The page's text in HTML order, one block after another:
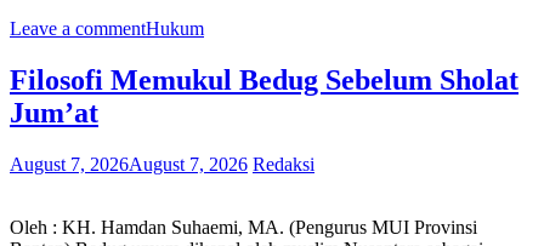
Leave a commentHukum
Filosofi Memukul Bedug Sebelum Sholat
Jum’at
August 7, 2026August 7, 2026 Redaksi
Oleh : KH. Hamdan Suhaemi, MA. (Pengurus MUI Provinsi